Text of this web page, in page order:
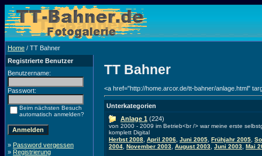
Home / TT Bahner
Registrierte Benutzer
Benutzername:
Passwort:
Beim nächsten Besuch
automatisch anmelden?
» Password vergessen
» Registrierung
TT Bahner
<a href="http://home.arcor.de/tt-bahner/anlage.html"
Unterkategorien
Anlage 1 (224)
von 2000 - 2009 im Betrieb<br /> war meine erste
komplett Digital
Herbst 2008 April 2006 Juni 2005 Frühjahr 2005
2004 November 2003 August 2003 Juni 2003 Mai